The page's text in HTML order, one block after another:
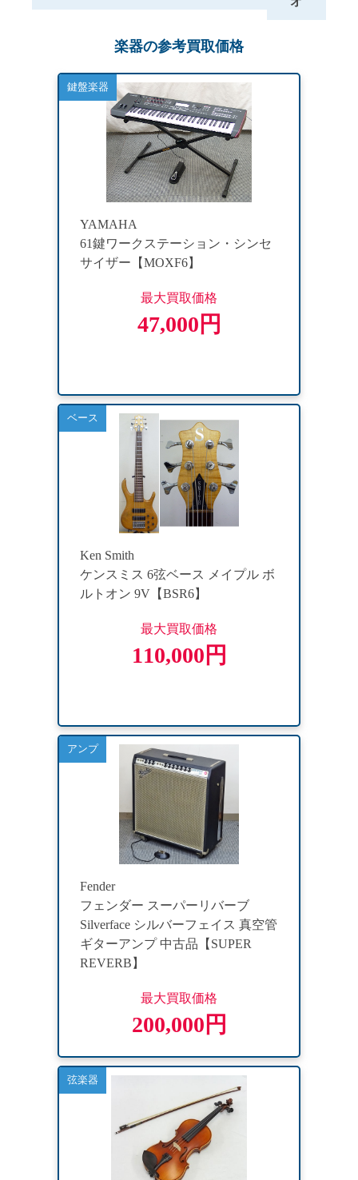
楽器の参考買取価格
鍵盤楽器
YAMAHA
61鍵ワークステーション・シンセ
サイザー【MOXF6】
最大買取価格
47,000円
ベース
Ken Smith
ケンスミス 6弦ベース メイプル ボ
ルトオン 9V【BSR6】
最大買取価格
110,000円
アンプ
Fender
フェンダー スーパーリバーブ
Silverface シルバーフェイス 真空管
ギターアンプ 中古品【SUPER
REVERB】
最大買取価格
200,000円
弦楽器